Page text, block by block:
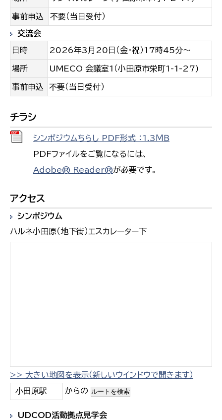
事前申込 不要（当日受付）
交流会
日時 2026年3月20日（金・祝）17時45分～
場所 UMECO 会議室1（小田原市栄町1-1-27)
事前申込 不要（当日受付）
チラシ
シンポジウムちらし PDF形式 ：1.3ＭＢ
PDFファイルをご覧になるには、
Adobe® Reader®が必要です。
アクセス
シンポジウム
ハルネ小田原（地下街）エスカレーター下
>> 大きい地図を表示（新しいウインドウで開きます）
からの
UDCOD活動拠点見学会